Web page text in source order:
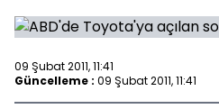
09 Şubat 2011, 11:41
Güncelleme : 09 Şubat 2011, 11:41